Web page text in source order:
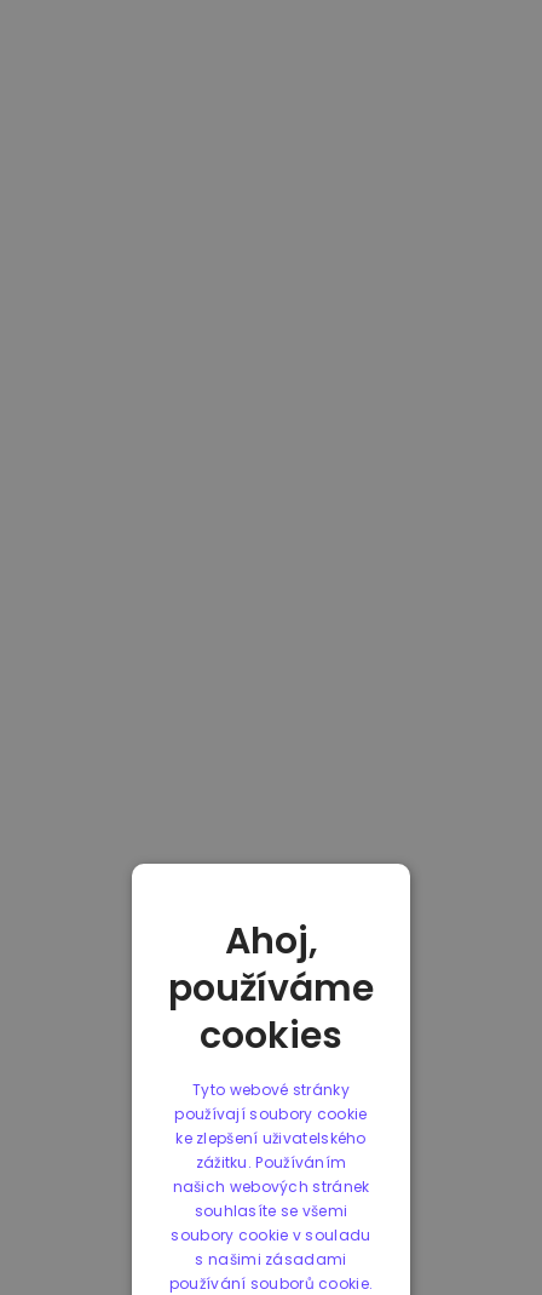
Ahoj,
používáme
cookies
Tyto webové stránky
používají soubory cookie
ke zlepšení uživatelského
zážitku. Používáním
našich webových stránek
souhlasíte se všemi
soubory cookie v souladu
s našimi zásadami
používání souborů cookie.